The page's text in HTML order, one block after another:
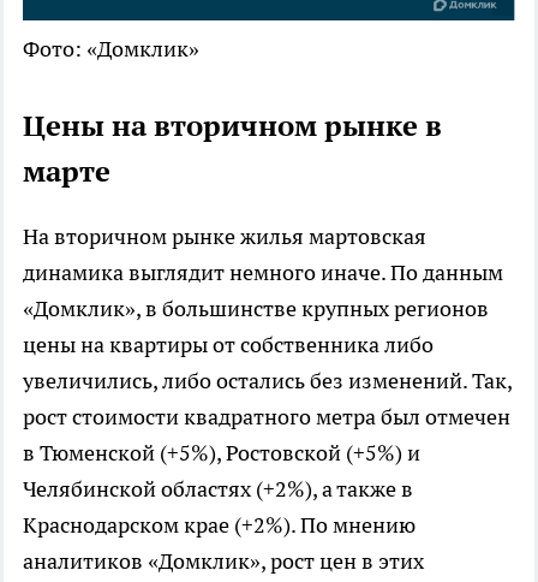
Фото: «Домклик»
Цены на вторичном рынке в
марте
На вторичном рынке жилья мартовская
динамика выглядит немного иначе. По данным
«Домклик», в большинстве крупных регионов
цены на квартиры от собственника либо
увеличились, либо остались без изменений. Так,
рост стоимости квадратного метра был отмечен
в Тюменской (+5%), Ростовской (+5%) и
Челябинской областях (+2%), а также в
Краснодарском крае (+2%). По мнению
аналитиков «Домклик», рост цен в этих